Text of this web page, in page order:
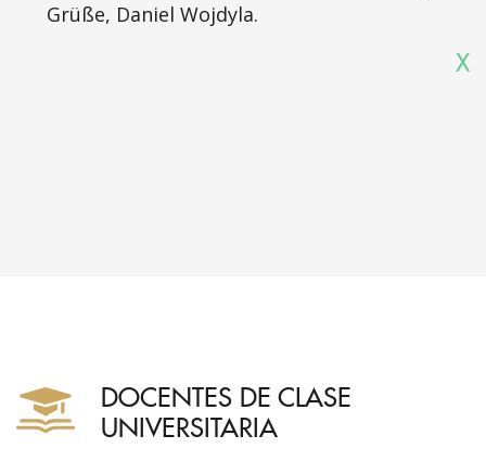
Grüße, Daniel Wojdyla.
X
DOCENTES DE CLASE
UNIVERSITARIA